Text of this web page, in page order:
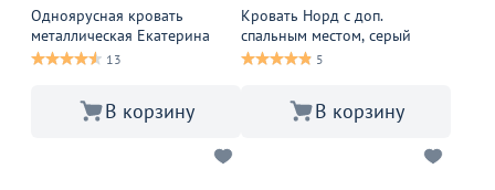
Одноярусная кровать
металлическая Екатерина
13
В корзину
Кровать Норд с доп.
спальным местом, серый
5
В корзину